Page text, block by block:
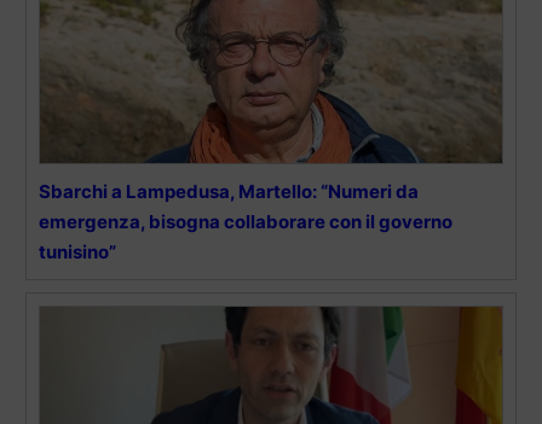
Sbarchi a Lampedusa, Martello: “Numeri da
emergenza, bisogna collaborare con il governo
tunisino”